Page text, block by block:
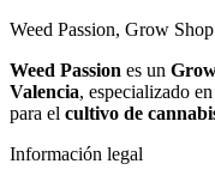
Weed Passion, Grow
Weed Passion es un
Valencia, especializado
para el cultivo de
Información legal